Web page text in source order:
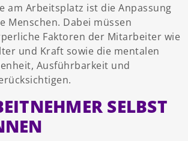
am Arbeitsplatz ist die Anpassung
Menschen. Dabei müssen
Faktoren der Mitarbeiter wie
und Kraft sowie die mentalen
Ausführbarkeit und
SELBST